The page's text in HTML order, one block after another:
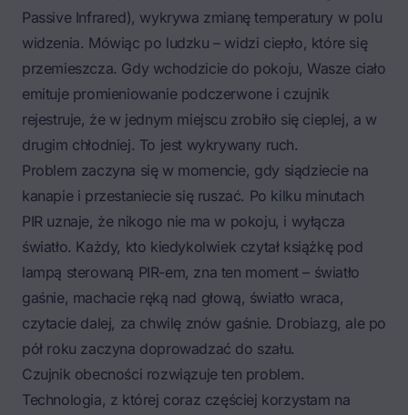
Passive Infrared), wykrywa zmianę temperatury w polu
widzenia. Mówiąc po ludzku – widzi ciepło, które się
przemieszcza. Gdy wchodzicie do pokoju, Wasze ciało
emituje promieniowanie podczerwone i czujnik
rejestruje, że w jednym miejscu zrobiło się cieplej, a w
drugim chłodniej. To jest wykrywany ruch.
Problem zaczyna się w momencie, gdy siądziecie na
kanapie i przestaniecie się ruszać. Po kilku minutach
PIR uznaje, że nikogo nie ma w pokoju, i wyłącza
światło. Każdy, kto kiedykolwiek czytał książkę pod
lampą sterowaną PIR-em, zna ten moment – światło
gaśnie, machacie ręką nad głową, światło wraca,
czytacie dalej, za chwilę znów gaśnie. Drobiazg, ale po
pół roku zaczyna doprowadzać do szału.
Czujnik obecności rozwiązuje ten problem.
Technologia, z której coraz częściej korzystam na